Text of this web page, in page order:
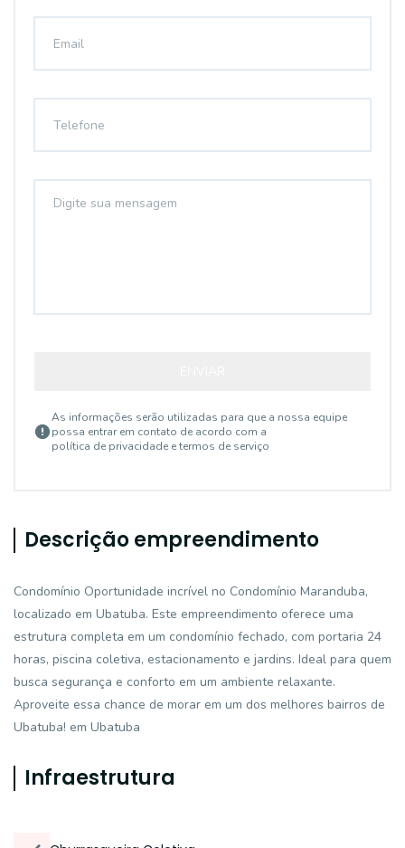
As informações serão utilizadas para que a nossa equipe
possa entrar em contato de acordo com a
política de privacidade e termos de serviço
Descrição empreendimento
Condomínio Oportunidade incrível no Condomínio Maranduba,
localizado em Ubatuba. Este empreendimento oferece uma
estrutura completa em um condomínio fechado, com portaria 24
horas, piscina coletiva, estacionamento e jardins. Ideal para quem
busca segurança e conforto em um ambiente relaxante.
Aproveite essa chance de morar em um dos melhores bairros de
Ubatuba! em Ubatuba
Infraestrutura